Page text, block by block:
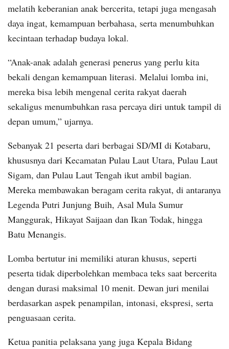
melatih keberanian anak bercerita, tetapi juga mengasah
daya ingat, kemampuan berbahasa, serta menumbuhkan
kecintaan terhadap budaya lokal.
“Anak-anak adalah generasi penerus yang perlu kita
bekali dengan kemampuan literasi. Melalui lomba ini,
mereka bisa lebih mengenal cerita rakyat daerah
sekaligus menumbuhkan rasa percaya diri untuk tampil di
depan umum,” ujarnya.
Sebanyak 21 peserta dari berbagai SD/MI di Kotabaru,
khususnya dari Kecamatan Pulau Laut Utara, Pulau Laut
Sigam, dan Pulau Laut Tengah ikut ambil bagian.
Mereka membawakan beragam cerita rakyat, di antaranya
Legenda Putri Junjung Buih, Asal Mula Sumur
Manggurak, Hikayat Saijaan dan Ikan Todak, hingga
Batu Menangis.
Lomba bertutur ini memiliki aturan khusus, seperti
peserta tidak diperbolehkan membaca teks saat bercerita
dengan durasi maksimal 10 menit. Dewan juri menilai
berdasarkan aspek penampilan, intonasi, ekspresi, serta
penguasaan cerita.
Ketua panitia pelaksana yang juga Kepala Bidang